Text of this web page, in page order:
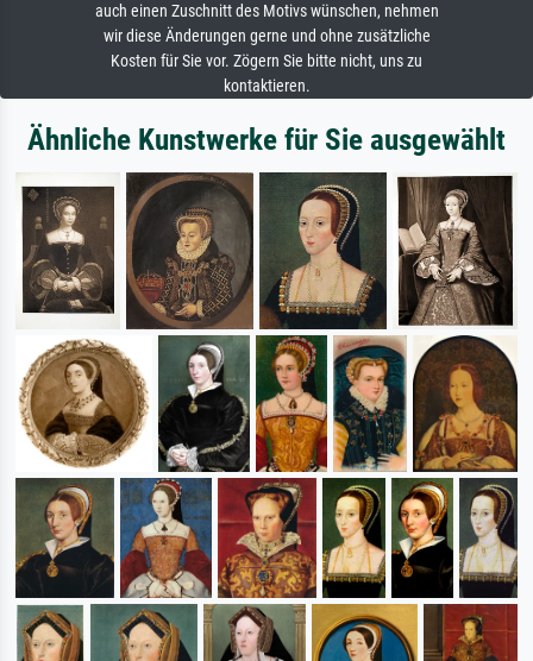
auch einen Zuschnitt des Motivs wünschen, nehmen
wir diese Änderungen gerne und ohne zusätzliche
Kosten für Sie vor. Zögern Sie bitte nicht, uns zu
kontaktieren.
Ähnliche Kunstwerke für Sie ausgewählt